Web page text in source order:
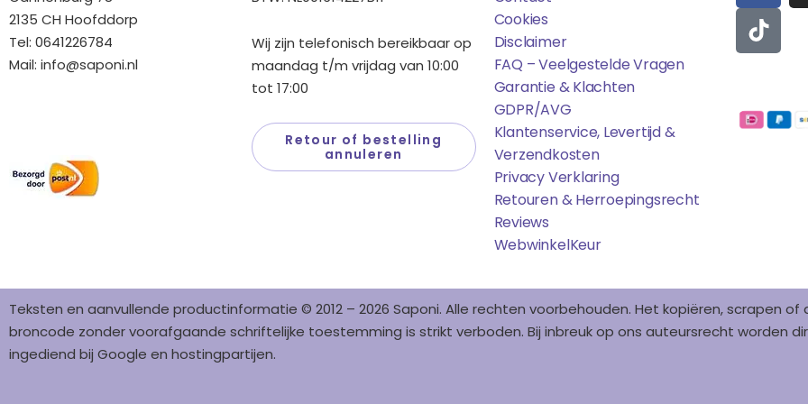
2135 CH Hoofddorp
Tel: 0641226784
Mail: info@saponi.nl
Wij zijn telefonisch bereikbaar op
maandag t/m vrijdag van 10:00
tot 17:00
Retour of bestelling
annuleren
Cookies
Disclaimer
FAQ – Veelgestelde Vragen
Garantie & Klachten
GDPR/AVG
Klantenservice, Levertijd &
Verzendkosten
Privacy Verklaring
Retouren & Herroepingsrecht
Reviews
WebwinkelKEur
C
E
B
O
K
K
T
O
Teksten en aanvullende productinformatie © 2012 – 2026 Saponi. Alle rechten voorbehouden. Het kopiëren, scrapen
broncode zonder voorafgaande schriftelijke toestemming is strikt verboden. Bij inbreuk op ons auteursrecht worden
ingediend bij Google en hostingpartijen.